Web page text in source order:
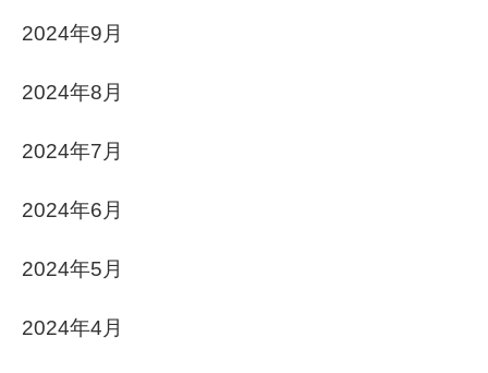
2024年9月
2024年8月
2024年7月
2024年6月
2024年5月
2024年4月